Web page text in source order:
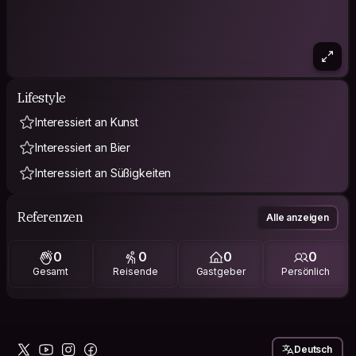
Lifestyle
Interessiert an Kunst
Interessiert an Bier
Interessiert an Süßigkeiten
Referenzen Alle anzeigen
0
Gesamt
0
Reisende
0
Gastgeber
0
Persönlich
Deutsch